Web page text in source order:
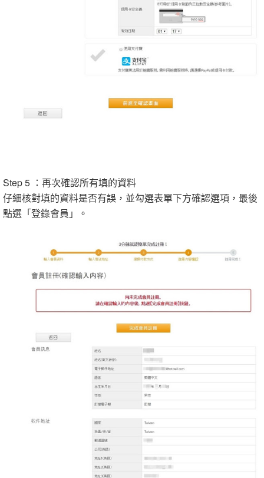
Step 5 ：再次確認所有填的資料
仔細核對填的資料是否有誤，並勾選表單下方確認選項，最後
點選「登錄會員」。